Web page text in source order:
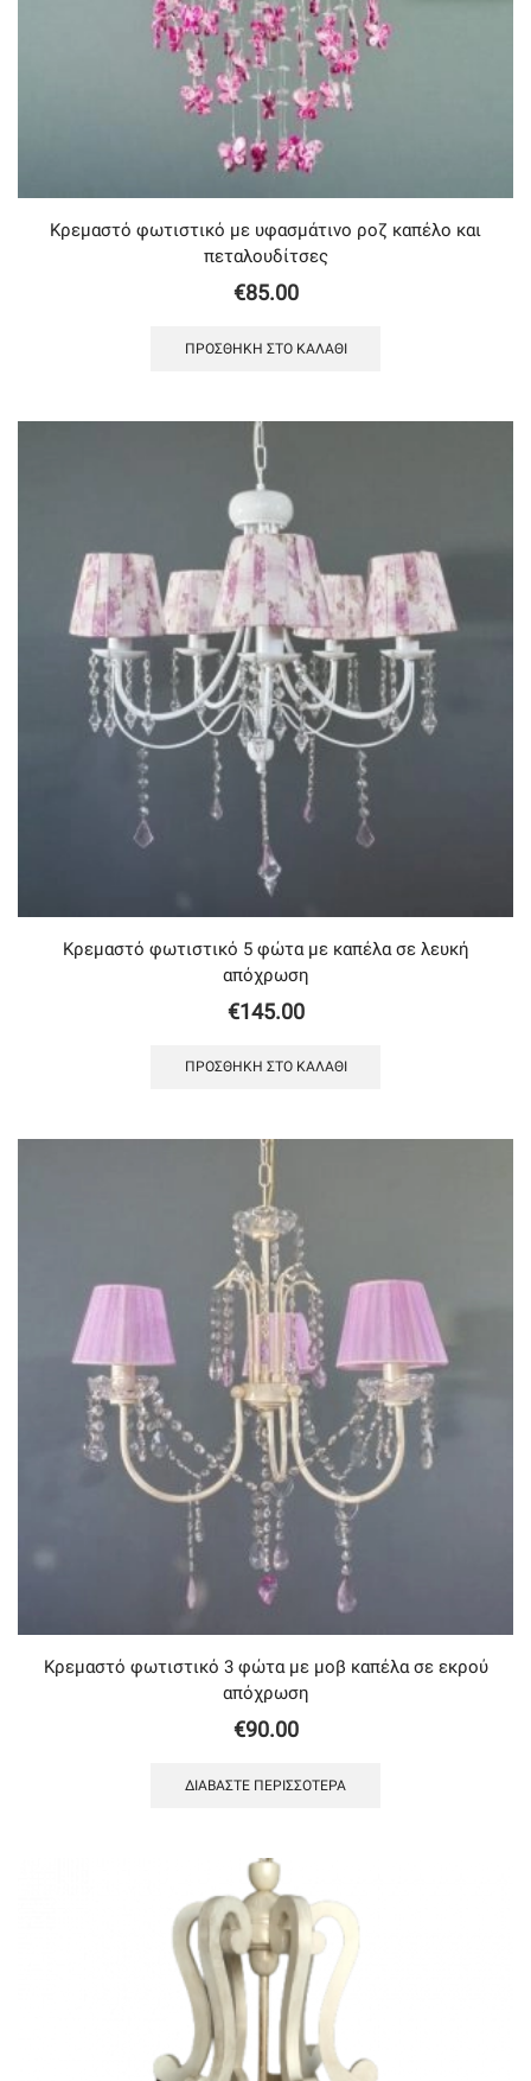
Κρεμαστό φωτιστικό με υφασμάτινο ροζ καπέλο και
πεταλουδίτσες
€85.00
ΠΡΟΣΘΉΚΗ ΣΤΟ ΚΑΛΆΘΙ
Κρεμαστό φωτιστικό 5 φώτα με καπέλα σε λευκή
απόχρωση
€145.00
ΠΡΟΣΘΉΚΗ ΣΤΟ ΚΑΛΆΘΙ
Κρεμαστό φωτιστικό 3 φώτα με μοβ καπέλα σε εκρού
απόχρωση
€90.00
ΔΙΑΒΆΣΤΕ ΠΕΡΙΣΣΌΤΕΡΑ